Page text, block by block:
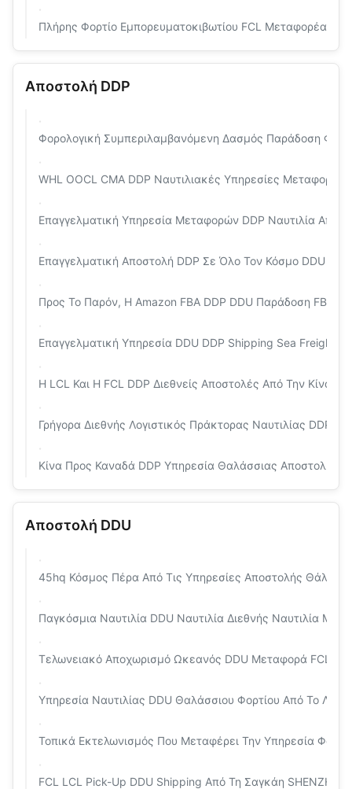
Πλήρης Φορτίο Εμπορευματοκιβωτίου FCL Μεταφορέας
Αποστολή DDP
Φορολογική Συμπεριλαμβανόμενη Δασμός Παράδοση
WHL OOCL CMA DDP Ναυτιλιακές Υπηρεσίες
Επαγγελματική Υπηρεσία Μεταφορών DDP Ναυτιλία Από
Επαγγελματική Αποστολή DDP Σε Όλο Τον Κόσμο DDU
Προς Το Παρόν, Η Amazon FBA DDP DDU Παράδοση FBA
Επαγγελματική Υπηρεσία DDU DDP Shipping Sea Freight
Η LCL Και Η FCL DDP Διεθνείς Αποστολές Από Την Κίνα
Γρήγορα Διεθνής Λογιστικός Πράκτορας Ναυτιλίας DDP
Κίνα Προς Καναδά DDP Υπηρεσία Θαλάσσιας
Αποστολή DDU
45hq Κόσμος Πέρα Από Τις Υπηρεσίες Αποστολής
Παγκόσμια Ναυτιλία DDU Ναυτιλία Διεθνής Ναυτιλία
Τελωνειακό Αποχωρισμό Ωκεανός DDU Μεταφορά FCL
Υπηρεσία Ναυτιλίας DDU Θαλάσσιου Φορτίου Από Το
Τοπικά Εκτελωνισμός Που Μεταφέρει Την Υπηρεσία
FCL LCL Pick-Up DDU Shipping Από Τη Σαγκάη